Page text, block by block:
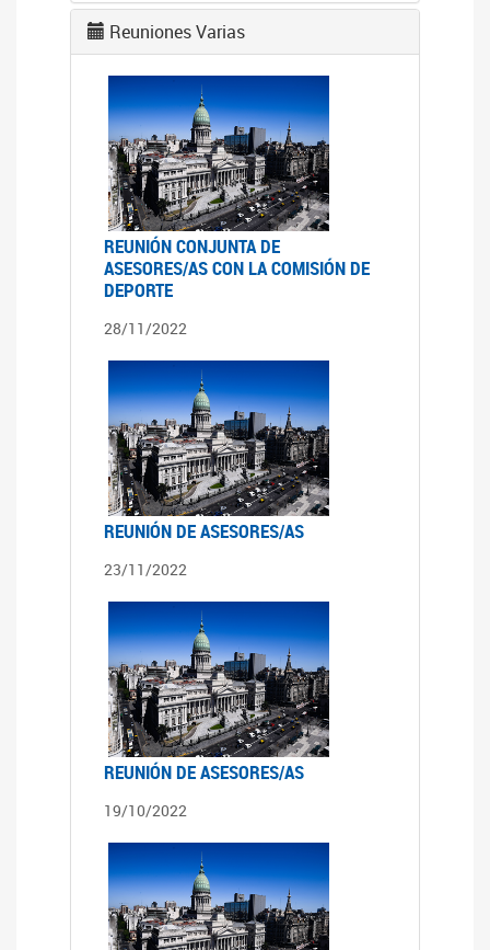
Reuniones Varias
REUNIÓN CONJUNTA DE
ASESORES/AS CON LA COMISIÓN DE
DEPORTE
28/11/2022
REUNIÓN DE ASESORES/AS
23/11/2022
REUNIÓN DE ASESORES/AS
19/10/2022